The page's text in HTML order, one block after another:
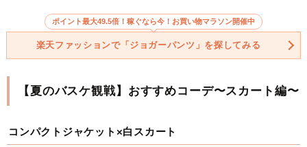
ポイント最大49.5倍！稼ぐなら今！お買い物マラソン開催中
楽天ファッションで「ジョガーパンツ」を探してみる
【夏のバスケ観戦】おすすめコーデ〜スカート編〜
コンパクトジャケット×白スカート